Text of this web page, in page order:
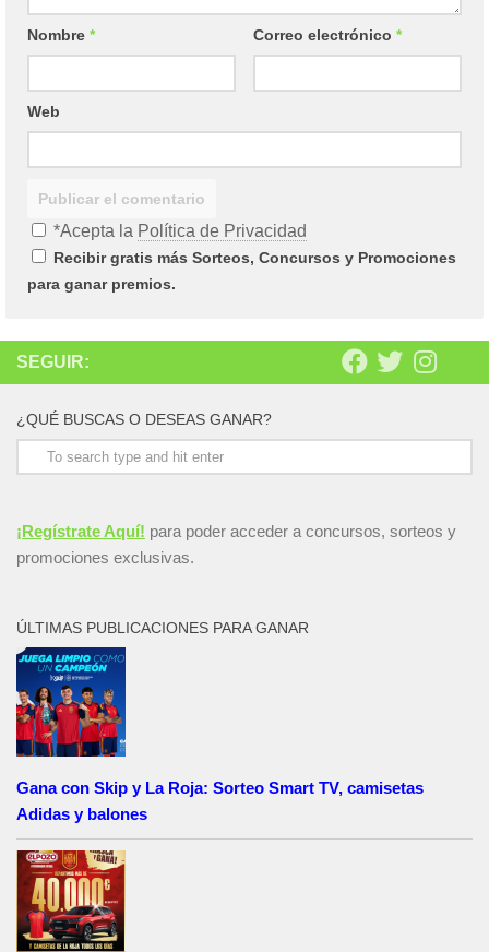
Nombre * Correo electrónico *
Web
*Acepta la Política de Privacidad
Recibir gratis más Sorteos, Concursos y Promociones
para ganar premios.
SEGUIR:
¿QUÉ BUSCAS O DESEAS GANAR?
¡Regístrate Aquí! para poder acceder a concursos, sorteos y
promociones exclusivas.
ÚLTIMAS PUBLICACIONES PARA GANAR
Gana con Skip y La Roja: Sorteo Smart TV, camisetas
Adidas y balones